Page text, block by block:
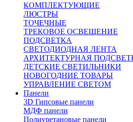
КОМПЛЕКТУЮЩИЕ
ЛЮСТРЫ
ТОЧЕЧНЫЕ
ТРЕКОВОЕ ОСВЕЩЕНИЕ
ПОДСВЕТКА
СВЕТОДИОДНАЯ ЛЕНТА
АРХИТЕКТУРНАЯ
ДЕТСКИЕ СВЕТИЛЬНИКИ
НОВОГОДНИЕ ТОВАРЫ
УПРАВЛЕНИЕ СВЕТОМ
Панели
3D Гипсовые панели
МДФ панели
Полиуретановые панели